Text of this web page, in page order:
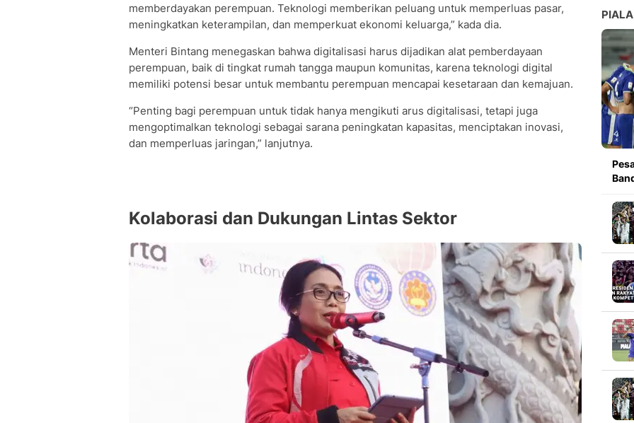
memberdayakan perempuan. Teknologi memberikan peluang untuk memperluas pasar,
meningkatkan keterampilan, dan memperkuat ekonomi keluarga,” kada dia.
Menteri Bintang menegaskan bahwa digitalisasi harus dijadikan alat pemberdayaan
perempuan, baik di tingkat rumah tangga maupun komunitas, karena teknologi digital
memiliki potensi besar untuk membantu perempuan mencapai kesetaraan dan kemajuan.
“Penting bagi perempuan untuk tidak hanya mengikuti arus digitalisasi, tetapi juga
mengoptimalkan teknologi sebagai sarana peningkatan kapasitas, menciptakan inovasi,
dan memperluas jaringan,” lanjutnya.
Kolaborasi dan Dukungan Lintas Sektor